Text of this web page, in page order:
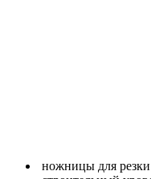
ножницы для